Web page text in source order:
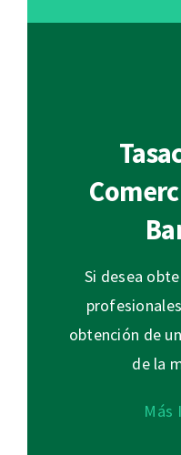
Si desea
obtención de
de la
Más